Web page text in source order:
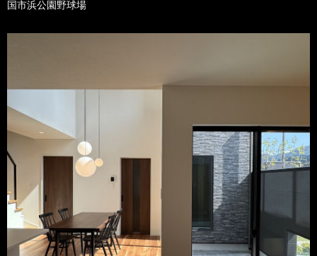
国市浜公園野球場